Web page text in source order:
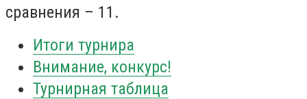
сравнения – 11 .
Итоги турнира
Внимание, конкурс!
Турнирная таблица